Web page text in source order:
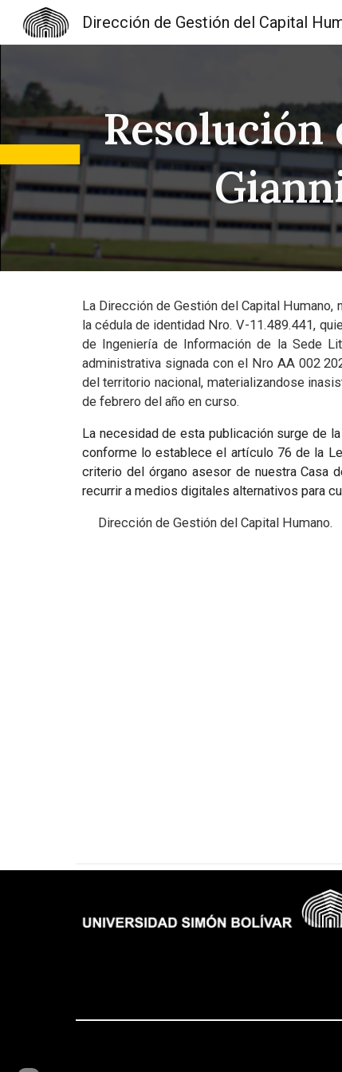
La Dirección de Gestión del Capital
la cédula de identidad Nro. V-11.489.441,
de Ingeniería de Información de la Sede
administrativa signada con el Nro AA 002
del territorio nacional, materializandose
de febrero del año en curso.
La necesidad de esta publicación surge de
conforme lo establece el artículo 76 de la
criterio del órgano asesor de nuestra Casa
recurrir a medios digitales alternativos para
Dirección de Gestión del Capital Humano.